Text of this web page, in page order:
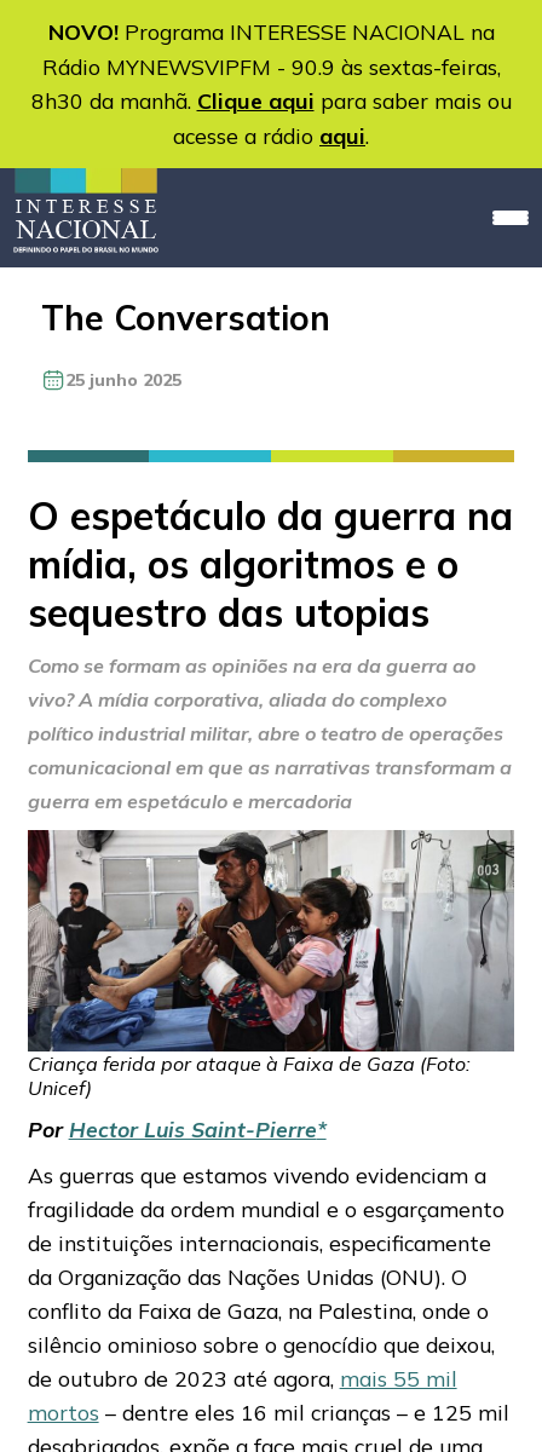
NOVO!Programa INTERESSE NACIONAL na
Rádio MYNEWSVIPFM - 90.9 às sextas-feiras,
8h30 da manhã. Clique aqui para saber mais ou
acesse a rádio aqui.
The Conversation
25 junho 2025
O espetáculo da guerra na
mídia, os algoritmos e o
sequestro das utopias
Como se formam as opiniões na era da guerra ao
vivo? A mídia corporativa, aliada do complexo
político industrial militar, abre o teatro de operações
comunicacional em que as narrativas transformam a
guerra em espetáculo e mercadoria
Criança ferida por ataque à Faixa de Gaza (Foto:
Unicef)
Por Hector Luis Saint-Pierre*
As guerras que estamos vivendo evidenciam a
fragilidade da ordem mundial e o esgarçamento
de instituições internacionais, especificamente
da Organização das Nações Unidas (ONU). O
conflito da Faixa de Gaza, na Palestina, onde o
silêncio ominioso sobre o genocídio que deixou,
de outubro de 2023 até agora, mais 55 mil
mortos – dentre eles 16 mil crianças – e 125 mil
desabrigados, expõe a face mais cruel de uma